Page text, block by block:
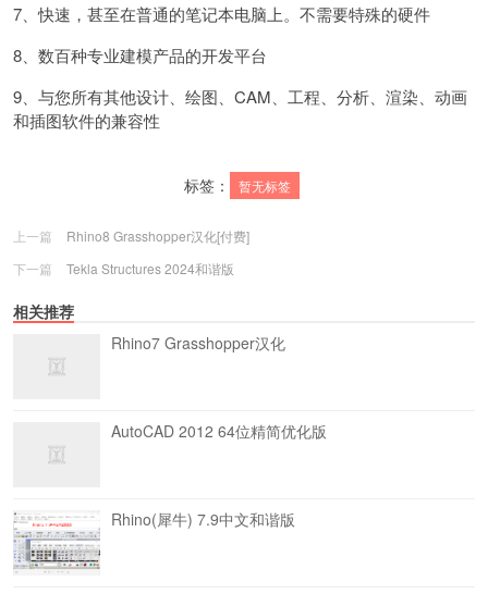
7、快速，甚至在普通的笔记本电脑上。不需要特殊的硬件
8、数百种专业建模产品的开发平台
9、与您所有其他设计、绘图、CAM、工程、分析、渲染、动画
和插图软件的兼容性
标签： 暂无标签
上一篇
Rhino8 Grasshopper汉化[付费]
下一篇
Tekla Structures 2024和谐版
相关推荐
Rhino7 Grasshopper汉化
AutoCAD 2012 64位精简优化版
Rhino(犀牛) 7.9中文和谐版